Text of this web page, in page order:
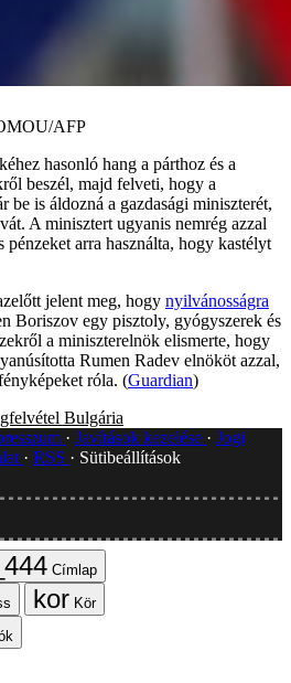
AFP
hasonló hang a párthoz és a
beszél, majd felveti, hogy a
be is áldozná a gazdasági miniszterét,
A minisztert ugyanis nemrég azzal
arra használta, hogy kastélyt
jelent meg, hogy nyilvánosságra
Boriszov egy pisztoly, gyógyszerek és
a miniszterelnök elismerte, hogy
Rumen Radev elnököt azzal,
róla. (Guardian)
Bulgária
Javítások kezelése
Jogi
RSS
Sütibeállítások
Címlap
Kör